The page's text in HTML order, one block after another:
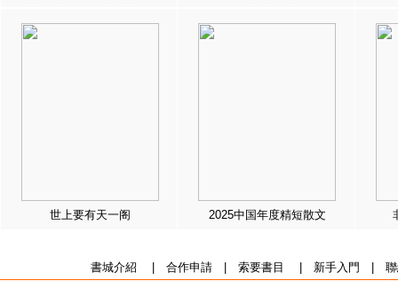
世上要有天一阁 2025中国年度精短散文
書城介紹 合作申請| 索要書目 新手入門